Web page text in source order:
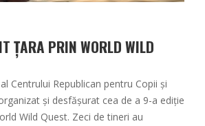
ȚARA PRIN WORLD WILD
Centrului Republican pentru Copii și
și desfășurat cea de a 9-a ediție
Wild Quest. Zeci de tineri au